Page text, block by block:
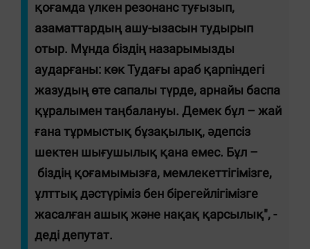
қоғамда үлкен резонанс туғызып,
азаматтардың ашу-ызасын тудырып
отыр. Мұнда біздің назарымызды
аударғаны: көк Тудағы араб қарпіндегі
жазудың өте сапалы түрде, арнайы баспа
құралымен таңбалануы. Демек бұл – жай
ғана тұрмыстық бұзақылық, әдепсіз
шектен шығушылық қана емес. Бұл –
біздің қоғамымызға, мемлекеттігімізге,
ұлттық дәстүріміз бен бірегейлігімізге
жасалған ашық және нақақ қарсылық", -
деді депутат.